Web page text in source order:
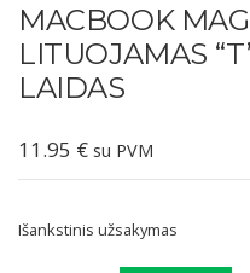
MACBOOK
LITUOJAMAS
LAIDAS
11.95 € su PVM
Išankstinis užsakymas